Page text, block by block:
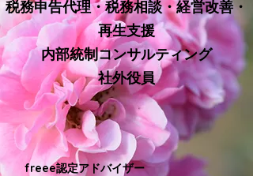
税務申告代理・税務相談・経営改善・
再生支援
内部統制コンサルティング
​社外役員
​freee認定アドバイザー